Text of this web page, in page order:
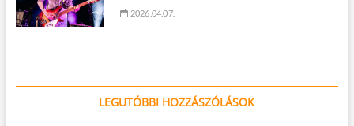
2026.04.07.
LEGUTÓBBI HOZZÁSZÓLÁSOK